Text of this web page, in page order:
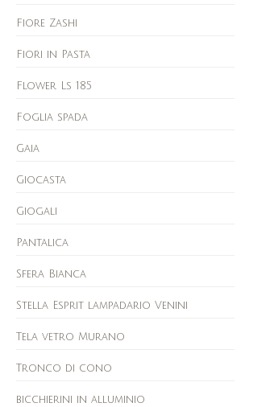
Fiore Zashi
Fiori in Pasta
Flower Ls 185
Foglia spada
Gaia
Giocasta
Giogali
Pantalica
Sfera Bianca
Stella Esprit lampadario Venini
Tela vetro Murano
Tronco di cono
bicchierini in alluminio